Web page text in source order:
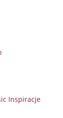
Inspiracje